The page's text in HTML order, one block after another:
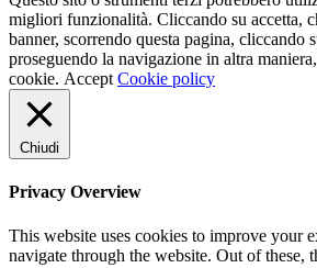
migliori funzionalità. Cliccando su accetta,
banner, scorrendo questa pagina, cliccando
proseguendo la navigazione in altra
cookie. Accept Cookie policy
Chiudi
Privacy Overview
This website uses cookies to improve your
navigate through the website. Out of these,